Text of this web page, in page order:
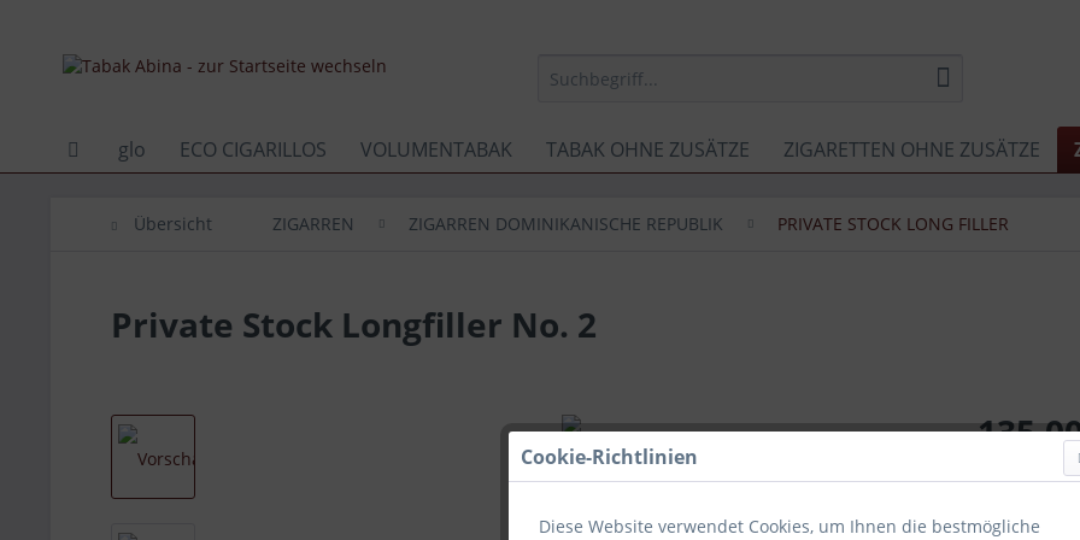
glo ECO CIGARILLOS VOLUMENTABAK TABAK OHNE ZUSÄTZE ZIGARETTEN OHNE ZUSÄTZE
Übersicht ZIGARREN ZIGARREN DOMINIKANISCHE REPUBLIK PRIVATE STOCK LONG FILLER
Private Stock Longfiller No. 2
Inhalt:25er
Cookie-Richtlinien
Diese Website verwendet Cookies, um Ihnen die bestmögliche